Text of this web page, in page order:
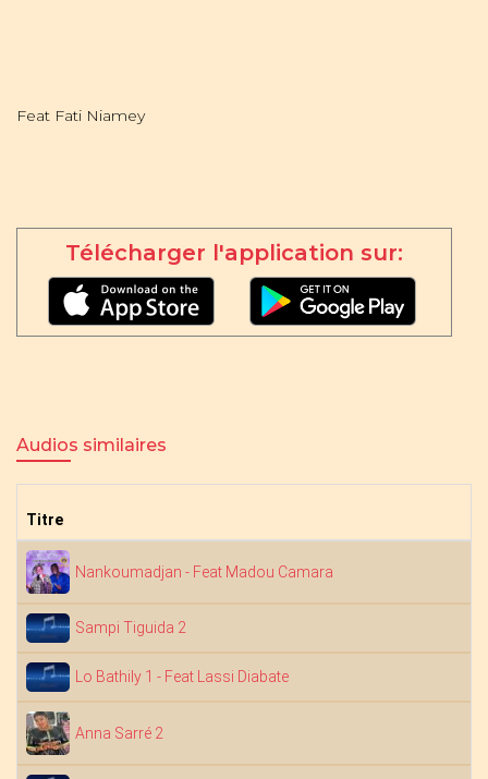
Feat Fati Niamey
Télécharger l'application sur:
Audios similaires
Titre
Nankoumadjan - Feat Madou Camara
Sampi Tiguida 2
Lo Bathily 1 - Feat Lassi Diabate
Anna Sarré 2